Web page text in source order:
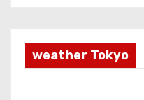
weather Tokyo